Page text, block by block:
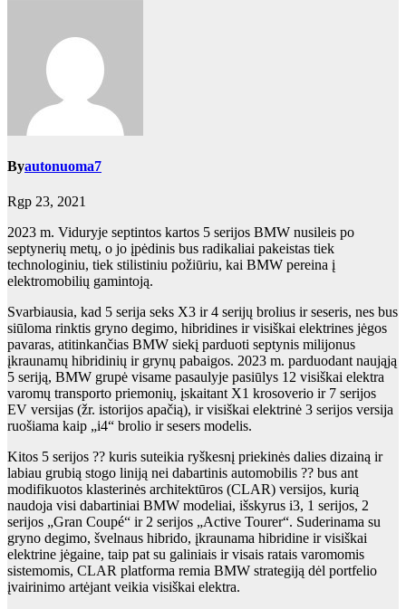
Byautonuoma7
Rgp 23, 2021
2023 m. Viduryje septintos kartos 5 serijos BMW nusileis po
septynerių metų, o jo įpėdinis bus radikaliai pakeistas tiek
technologiniu, tiek stilistiniu požiūriu, kai BMW pereina į
elektromobilių gamintoją.
Svarbiausia, kad 5 serija seks X3 ir 4 serijų brolius ir seseris, nes bus
siūloma rinktis gryno degimo, hibridines ir visiškai elektrines jėgos
pavaras, atitinkančias BMW siekį parduoti septynis milijonus
įkraunamų hibridinių ir grynų pabaigos. 2023 m. parduodant naująją
5 seriją, BMW grupė visame pasaulyje pasiūlys 12 visiškai elektra
varomų transporto priemonių, įskaitant X1 krosoverio ir 7 serijos
EV versijas (žr. istorijos apačią), ir visiškai elektrinė 3 serijos versija
ruošiama kaip „i4“ brolio ir sesers modelis.
Kitos 5 serijos ?? kuris suteikia ryškesnį priekinės dalies dizainą ir
labiau grubią stogo liniją nei dabartinis automobilis ?? bus ant
modifikuotos klasterinės architektūros (CLAR) versijos, kurią
naudoja visi dabartiniai BMW modeliai, išskyrus i3, 1 serijos, 2
serijos „Gran Coupé“ ir 2 serijos „Active Tourer“. Suderinama su
gryno degimo, švelnaus hibrido, įkraunama hibridine ir visiškai
elektrine jėgaine, taip pat su galiniais ir visais ratais varomomis
sistemomis, CLAR platforma remia BMW strategiją dėl portfelio
įvairinimo artėjant veikia visiškai elektra.